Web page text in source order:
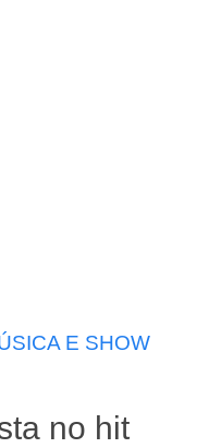
E SHOW
no hit